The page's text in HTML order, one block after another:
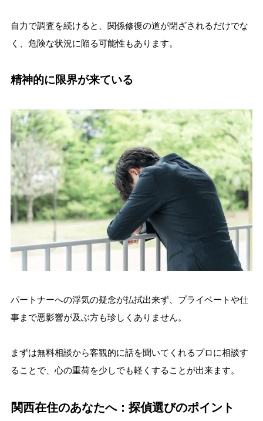
自力で調査を続けると、関係修復の道が閉ざされるだけでな
く、危険な状況に陥る可能性もあります。
精神的に限界が来ている
パートナーへの浮気の疑念が払拭出来ず、プライベートや仕
事まで悪影響が及ぶ方も珍しくありません。
まずは無料相談から客観的に話を聞いてくれるプロに相談す
ることで、心の重荷を少しでも軽くすることが出来ます。
関西在住のあなたへ：探偵選びのポイント